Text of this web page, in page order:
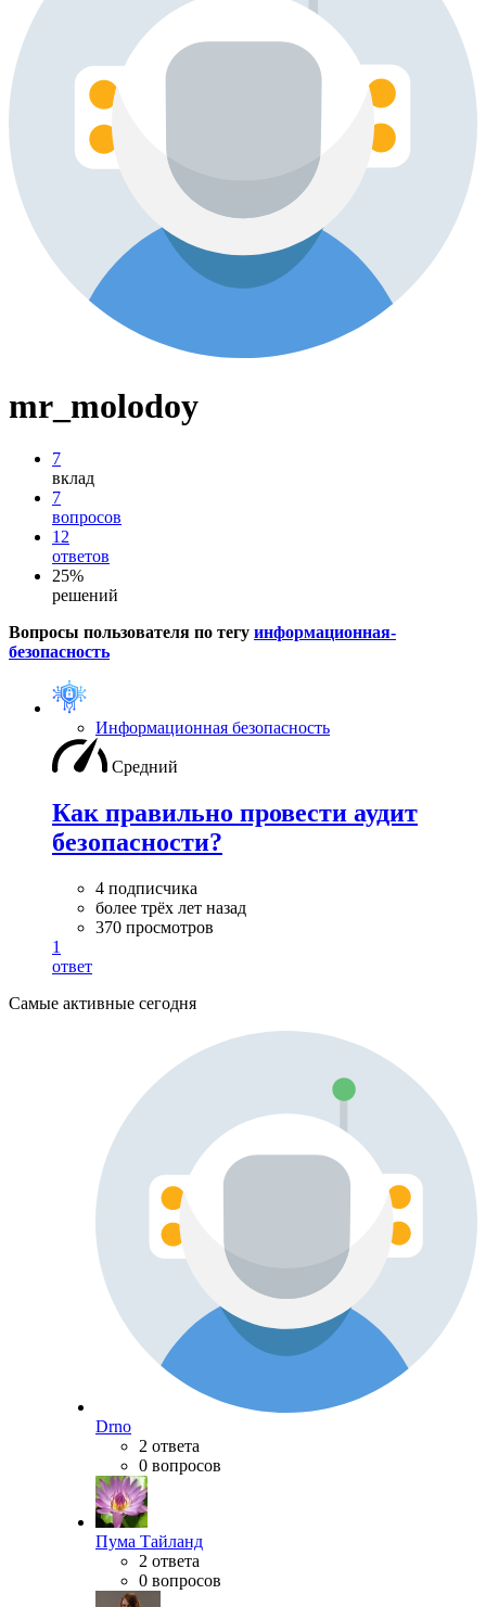
mr_molodoy
7
вклад
7
вопросов
12
ответов
25%
решений
Вопросы пользователя по тегу информационная-
безопасность
Информационная безопасность
Средний
Как правильно провести аудит
безопасности?
4 подписчика
более трёх лет назад
370 просмотров
1
ответ
Самые активные сегодня
Drno
2 ответа
0 вопросов
Пума Тайланд
2 ответа
0 вопросов